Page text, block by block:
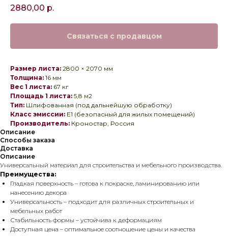
2880,00 р.
Связаться с продавцом
Размер листа: 2800 × 2070 мм
Толщина: 16 мм
Вес 1 листа: 67 кг
Площадь 1 листа: 5,8 м2
Тип: Шлифованная (под дальнейшую обработку)
Класс эмиссии: E1 (безопасный для жилых помещений)
Производитель: Кроностар, Россия
Описание
Способы заказа
Доставка
Описание
Универсальный материал для строительства и мебельного производства.
Преимущества:
Гладкая поверхность – готова к покраске, ламинированию или
нанесению декора
Универсальность – подходит для различных строительных и
мебельных работ
Стабильность формы – устойчива к деформациям
Доступная цена – оптимальное соотношение цены и качества